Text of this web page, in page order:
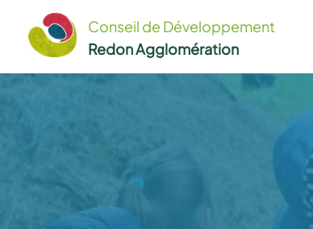
contenu
Conseil de Développement
Redon Agglomération